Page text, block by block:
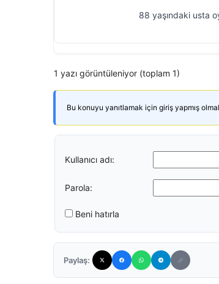
88 yaşındaki usta
1 yazı görüntüleniyor (toplam 1)
Bu konuyu yanıtlamak için giriş yapmış
Kullanıcı adı:
Parola:
Beni hatırla
Paylaş: